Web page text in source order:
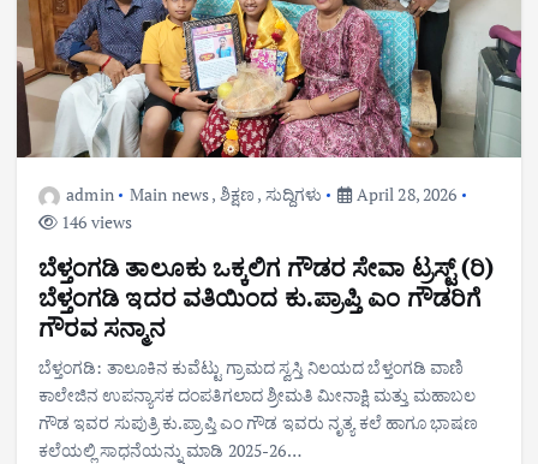
admin Main news, ಶಿಕ್ಷಣ , ಸುದ್ದಿಗಳು
April 28, 2026
146 views
ಬೆಳ್ತಂಗಡಿ ತಾಲೂಕು ಒಕ್ಕಲಿಗ ಗೌಡರ ಸೇವಾ ಟ್ರಸ್ಟ್ (ರಿ)
ಬೆಳ್ತಂಗಡಿ ಇದರ ವತಿಯಿಂದ ಕು.ಪ್ರಾಪ್ತಿ ಎಂ ಗೌಡರಿಗೆ
ಗೌರವ ಸನ್ಮಾನ
ಬೆಳ್ತಂಗಡಿ: ತಾಲೂಕಿನ ಕುವೆಟ್ಟು ಗ್ರಾಮದ ಸ್ವಸ್ತಿ ನಿಲಯದ ಬೆಳ್ತಂಗಡಿ ವಾಣಿ
ಕಾಲೇಜಿನ ಉಪನ್ಯಾಸಕ ದಂಪತಿಗಲಾದ ಶ್ರೀಮತಿ ಮೀನಾಕ್ಷಿ ಮತ್ತು ಮಹಾಬಲ
ಗೌಡ ಇವರ ಸುಪುತ್ರಿ ಕು.ಪ್ರಾಪ್ತಿ ಎಂ ಗೌಡ ಇವರು ನೃತ್ಯ ಕಲೆ ಹಾಗೂ ಭಾಷಣ
ಕಲೆಯಲ್ಲಿ ಸಾಧನೆಯನ್ನು ಮಾಡಿ 2025-26…